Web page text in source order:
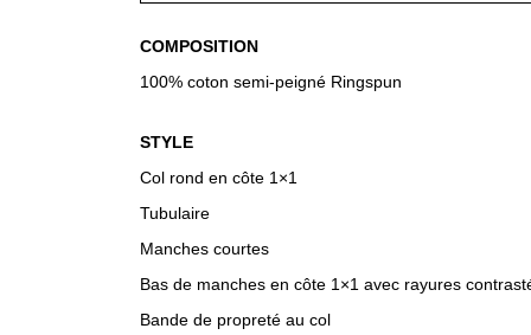
COMPOSITION
100% coton semi-peigné Ringspun
STYLE
Col rond en côte 1×1
Tubulaire
Manches courtes
Bas de manches en côte 1×1 avec rayures
Bande de propreté au col